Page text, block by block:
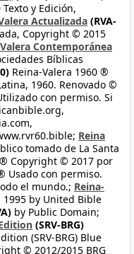
y Edición,
Actualizada (RVA-
Copyright © 2015
Contemporánea
Bíblicas
Reina-Valera 1960 ®
1960. Renovado ©
con permiso. Si
Reina
tomado de La Santa
Copyright © 2017 por
Usado con permiso.
el mundo.; Reina-
by United Bible
by Public Domain;
(SRV-BRG)
(SRV-BRG) Blue
© 2012/2015 BRG